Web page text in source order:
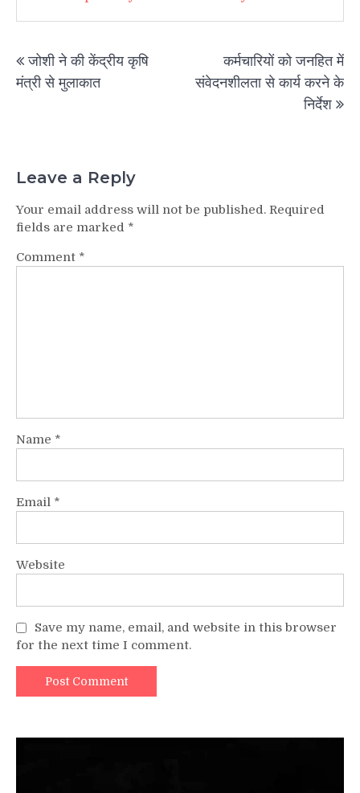
Post
navigation
जोशी ने की केंद्रीय कृषि
मंत्री से मुलाकात
कर्मचारियों को जनहित में
संवेदनशीलता से कार्य करने के
निर्देश
Leave a Reply
Your email address will not be published. Required
fields are marked *
Comment *
Name *
Email *
Website
Save my name, email, and website in this browser
for the next time I comment.